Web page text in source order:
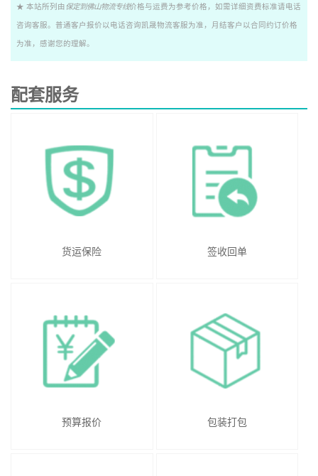
★ 本站所列由保定到佛山物流专线价格与运费为参考价格，如需详细资费标准请电话
咨询客服。普通客户报价以电话咨询凯晟物流客服为准，月结客户以合同约订价格
为准，感谢您的理解。
配套服务
货运保险 签收回单
预算报价 包装打包